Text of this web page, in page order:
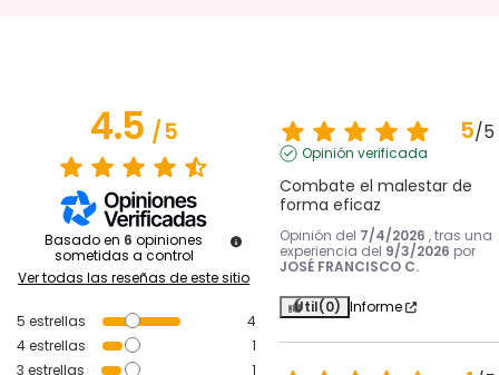
4.5/5
Basado en 6 opiniones
sometidas a control
Ver todas las reseñas de este sitio
5 estrellas
4
4estrellas
1
3 estrellas 1
5/5
Opinión verificada
Combate el malestar de
forma eficaz
Opinión del 7/4/2026 , tras una
experiencia del 9/3/2026 por
JOSÉ FRANCISCO C.
Útil(0) Informe